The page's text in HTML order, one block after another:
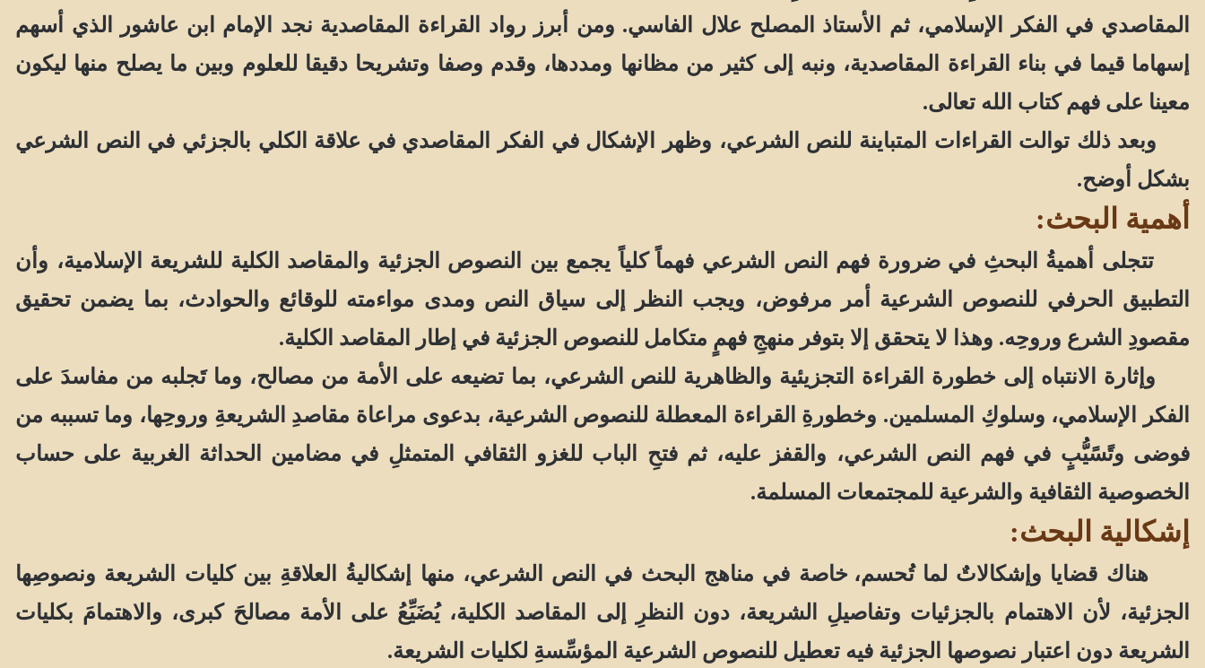
المقاصدي في الفكر الإسلامي، ثم الأستاذ المصلح علال الفاسي. ومن أبرز رواد القراءة المقاصدية نجد الإمام ابن عاشور الذي أسهم
إسهاما قيما في بناء القراءة المقاصدية، ونبه إلى كثير من مظانها ومددها، وقدم وصفا وتشريحا دقيقا للعلوم وبين ما يصلح منها ليكون
معينا على فهم كتاب الله تعالى.
وبعد ذلك توالت القراءات المتباينة للنص الشرعي، وظهر الإشكال في الفكر المقاصدي في علاقة الكلي بالجزئي في النص الشرعي
بشكل أوضح.
أهمية البحث:
تتجلى أهميةُ البحثِ في ضرورة فهم النص الشرعي فهماً كلياً يجمع بين النصوص الجزئية والمقاصد الكلية للشريعة الإسلامية، وأن
التطبيق الحرفي للنصوص الشرعية أمر مرفوض، ويجب النظر إلى سياق النص ومدى مواءمته للوقائع والحوادث، بما يضمن تحقيق
مقصودِ الشرع وروحِه. وهذا لا يتحقق إلا بتوفر منهجِ فهمٍ متكامل للنصوص الجزئية في إطار المقاصد الكلية.
وإثارة الانتباه إلى خطورة القراءة التجزيئية والظاهرية للنص الشرعي، بما تضيعه على الأمة من مصالح، وما تَجلبه من مفاسدَ على
الفكر الإسلامي، وسلوكِ المسلمين. وخطورةِ القراءة المعطلة للنصوص الشرعية، بدعوى مراعاة مقاصدِ الشريعةِ وروحِها، وما تسببه من
فوضى وتًسًيُّبٍ في فهم النص الشرعي، والقفز عليه، ثم فتحِ الباب للغزو الثقافي المتمثلِ في مضامين الحداثة الغربية على حساب
الخصوصية الثقافية والشرعية للمجتمعات المسلمة.
إشكالية البحث:
هناك قضايا وإشكالاتٌ لما تُحسم، خاصة في مناهج البحث في النص الشرعي، منها إشكاليةُ العلاقةِ بين كليات الشريعة ونصوصِها
الجزئية، لأن الاهتمام بالجزئيات وتفاصيلِ الشريعة، دون النظرِ إلى المقاصد الكلية، يُضَيِّعُ على الأمة مصالحَ كبرى، والاهتمامَ بكليات
الشريعة دون اعتبار نصوصها الجزئية فيه تعطيل للنصوص الشرعية المؤسِّسةِ لكليات الشريعة.